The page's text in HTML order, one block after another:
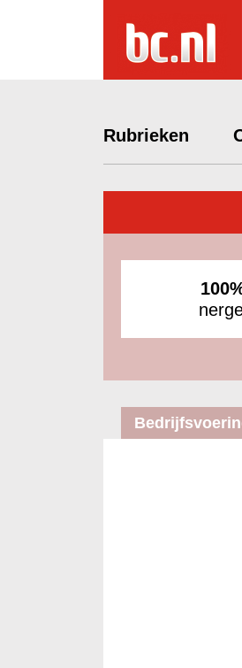
Rubrieken